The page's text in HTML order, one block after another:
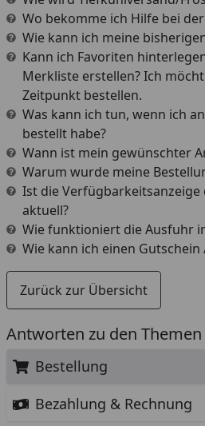
Antworten zu den Themen
Bestellung
Bezahlung & Rechnung
Wo bekomme ich Hilfe bei
Wie kann ich meine
Kann ich Favoriten
Merkliste erstellen? Ich
Zeitpunkt bestellen.
Was kann ich tun, wenn ich
bestellt habe?
Wann ist mein gewünschter
Warum wurde meine
Ist die
aktuell?
Wie funktioniert die Ausfuhr
Wie kann ich einen
Zurück zur Übersicht